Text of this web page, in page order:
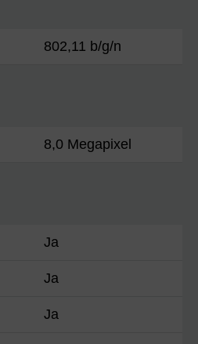
802,11 b/g/n
8,0 Megapixel
Ja
Ja
Ja